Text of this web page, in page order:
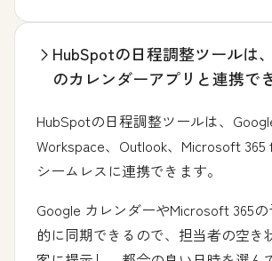
HubSpotの日程調整ツールは
のカレンダーアプリと連携で
HubSpotの日程調整ツールは、
Workspace、Outlook、Microsoft 365
シームレスに連携できます。
Google カレンダーやMicrosoft 365
的に同期できるので、担当者の空き